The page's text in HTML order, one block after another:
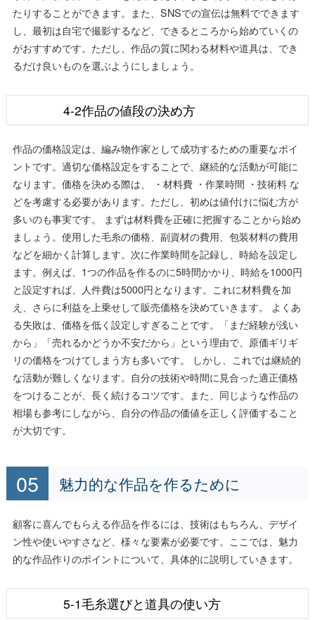
たりすることができます。また、SNSでの宣伝は無料でできます
し、最初は自宅で撮影するなど、できるところから始めていくの
がおすすめです。ただし、作品の質に関わる材料や道具は、でき
るだけ良いものを選ぶようにしましょう。
4-2作品の値段の決め方
作品の価格設定は、編み物作家として成功するための重要なポイ
ントです。適切な価格設定をすることで、継続的な活動が可能に
なります。価格を決める際は、 ・材料費 ・作業時間 ・技術料 な
どを考慮する必要があります。ただし、初めは値付けに悩む方が
多いのも事実です。 まずは材料費を正確に把握することから始め
ましょう。使用した毛糸の価格、副資材の費用、包装材料の費用
などを細かく計算します。次に作業時間を記録し、時給を設定し
ます。例えば、1つの作品を作るのに5時間かかり、時給を1000円
と設定すれば、人件費は5000円となります。これに材料費を加
え、さらに利益を上乗せして販売価格を決めていきます。 よくあ
る失敗は、価格を低く設定しすぎることです。「まだ経験が浅い
から」「売れるかどうか不安だから」という理由で、原価ギリギ
リの価格をつけてしまう方も多いです。 しかし、これでは継続的
な活動が難しくなります。自分の技術や時間に見合った適正価格
をつけることが、長く続けるコツです。また、同じような作品の
相場も参考にしながら、自分の作品の価値を正しく評価すること
が大切です。
魅力的な作品を作るために
顧客に喜んでもらえる作品を作るには、技術はもちろん、デザイ
ン性や使いやすさなど、様々な要素が必要です。ここでは、魅力
的な作品作りのポイントについて、具体的に説明していきます。
5-1毛糸選びと道具の使い方